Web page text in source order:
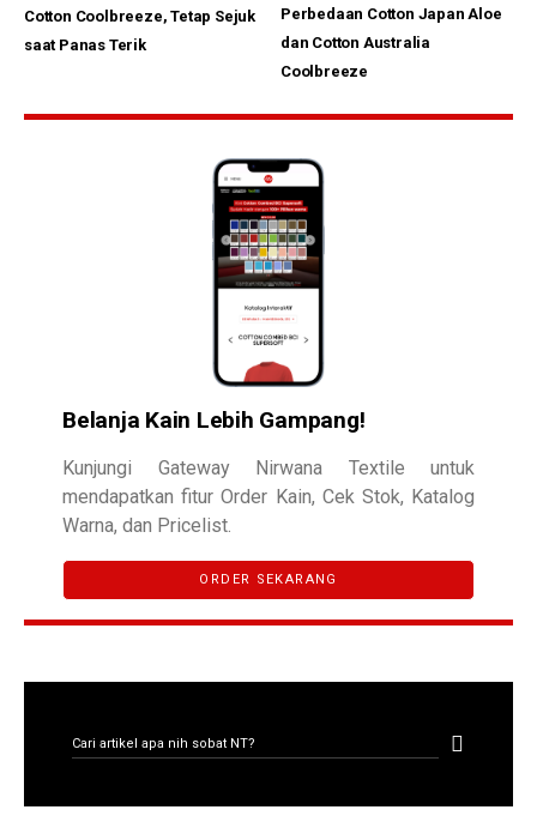
Cotton Coolbreeze, Tetap Sejuk
saat Panas Terik
Perbedaan Cotton Japan Aloe
dan Cotton Australia
Coolbreeze
Belanja Kain Lebih Gampang!
Kunjungi Gateway Nirwana Textile untuk
mendapatkan fitur Order Kain, Cek Stok, Katalog
Warna, dan Pricelist.
ORDER SEKARANG